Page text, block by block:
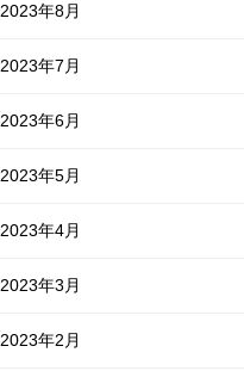
2023年8月
2023年7月
2023年6月
2023年5月
2023年4月
2023年3月
2023年2月